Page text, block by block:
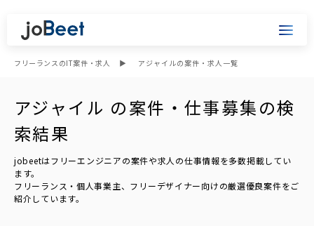
フリーランスのIT案件・求人 アジャイルの案件・求人一覧
アジャイル の案件・仕事募集の検
索結果
jobeetはフリーエンジニアの案件や求人の仕事情報を多数掲載してい
ます。
フリーランス・個人事業主、フリーデザイナー向けの厳選優良案件をご
紹介しています。